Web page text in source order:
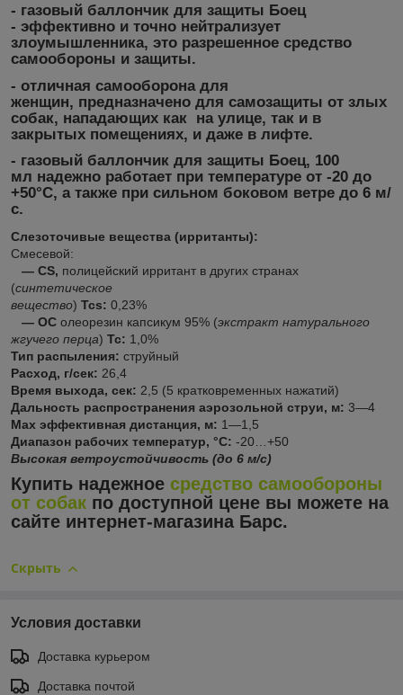
- газовый баллончик для защиты Боец
- эффективно и точно нейтрализует
злоумышленника, это разрешенное средство
самообороны и защиты.
- отличная самооборона для
женщин, предназначено для самозащиты от злых
собак, нападающих как на улице, так и в
закрытых помещениях, и даже в лифте.
- газовый баллончик для защиты Боец, 100
мл надежно работает при температуре от -20 до
+50°С, а также при сильном боковом ветре до 6 м/
с.
Слезоточивые вещества (ирританты):
Смесевой:
— CS, полицейский ирритант в других странах
(синтетическое
вещество) Tcs: 0,23%
— OC олеорезин капсикум 95% (экстракт натурального
жгучего перца) Tc: 1,0%
Тип распыления: струйный
Расход, г/сек: 26,4
Время выхода, сек: 2,5 (5 кратковременных нажатий)
Дальность распространения аэрозольной струи, м: 3—4
Мах эффективная дистанция, м: 1—1,5
Диапазон рабочих температур, °С: -20…+50
Высокая ветроустойчивость (до 6 м/с)
Купить надежное средство самообороны
от собак по доступной цене вы можете на
сайте интернет-магазина Барс.
Скрыть
Условия доставки
Доставка курьером
Доставка почтой